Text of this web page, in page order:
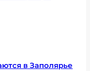
в Заполярье